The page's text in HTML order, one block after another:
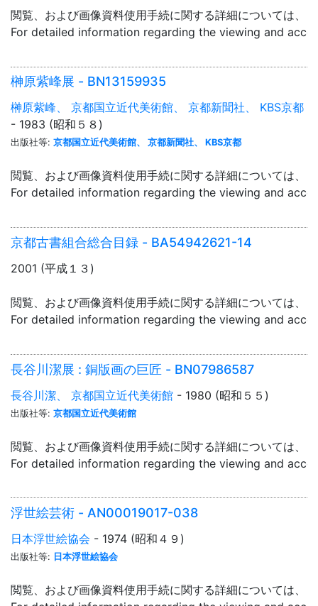
閲覧、および画像資料使用手続に関する詳細については、「
For detailed information regarding the viewing and
榊原紫峰展 - BN13159935
榊原紫峰、 京都国立近代美術館、 京都新聞社、 KBS京都
- 1983 (昭和５８)
出版社等: 京都国立近代美術館、 京都新聞社、 KBS京都
閲覧、および画像資料使用手続に関する詳細については、「
For detailed information regarding the viewing and
京都古書組合総合目録 - BA54942621-14
2001 (平成１３)
閲覧、および画像資料使用手続に関する詳細については、「
For detailed information regarding the viewing and
長谷川潔展 : 銅版画の巨匠 - BN07986587
長谷川潔、 京都国立近代美術館 - 1980 (昭和５５)
出版社等: 京都国立近代美術館
閲覧、および画像資料使用手続に関する詳細については、「
For detailed information regarding the viewing and
浮世絵芸術 - AN00019017-038
日本浮世絵協会 - 1974 (昭和４９)
出版社等: 日本浮世絵協会
閲覧、および画像資料使用手続に関する詳細については、「